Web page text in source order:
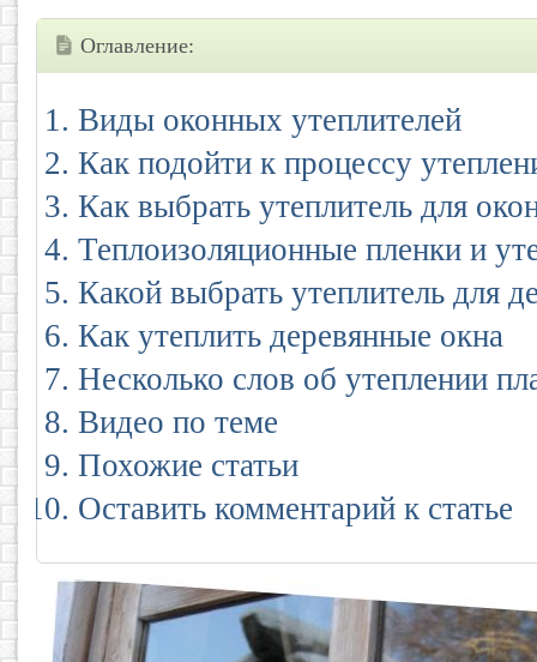
Оглавление:
Виды оконных утеплителей
Как подойти к процессу
Как выбрать утеплитель для
Теплоизоляционные пленки и
Какой выбрать утеплитель для
Как утеплить деревянные окна
Несколько слов об утеплении
Видео по теме
Похожие статьи
Оставить комментарий к статье